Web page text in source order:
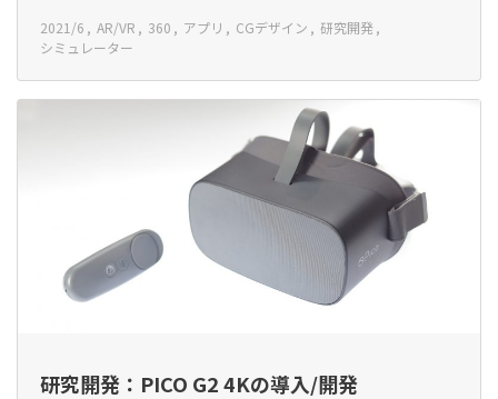
2021/6 AR/VR 360 アプリ CGデザイン
研究開発
シミュレーター
研究開発：PICO G2 4Kの導入/開発